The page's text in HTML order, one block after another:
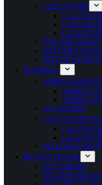
CALZATURE
PALLINE PADEL
RACCHETTA
INTEGRATORI
RUNNING
ACCESSORI
CALZATURE
INTEGRATORI
BEACH TENNIS
ACCESSORI
PALLINE